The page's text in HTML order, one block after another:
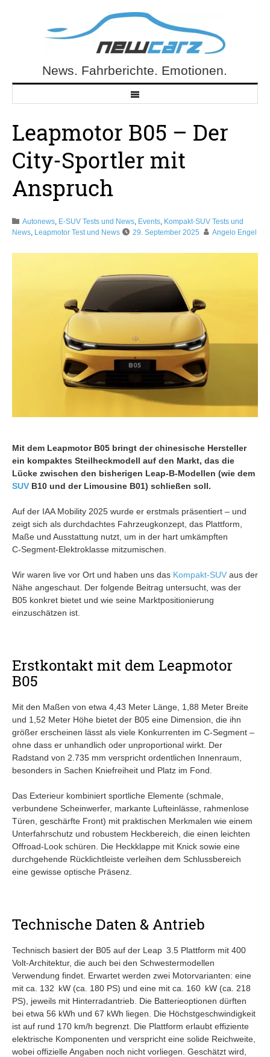
NewCarz.deNews. Fahrberichte. Emotionen.
Leapmotor B05 – Der
City-Sportler mit
Anspruch
Autonews, E-SUV Tests und News, Events, Kompakt-SUV Tests und
News, Leapmotor Test und News 29. September 2025 Angelo Engel
Mit dem Leapmotor B05 bringt der chinesische Hersteller
ein kompaktes Steilheckmodell auf den Markt, das die
Lücke zwischen den bisherigen Leap‑B‑Modellen (wie dem
SUV B10 und der Limousine B01) schließen soll.
Auf der IAA Mobility 2025 wurde er erstmals präsentiert – und
zeigt sich als durchdachtes Fahrzeugkonzept, das Plattform,
Maße und Ausstattung nutzt, um in der hart umkämpften
C‑Segment‑Elektroklasse mitzumischen.
Wir waren live vor Ort und haben uns das Kompakt-SUV aus der
Nähe angeschaut. Der folgende Beitrag untersucht, was der
B05 konkret bietet und wie seine Marktpositionierung
einzuschätzen ist.
Erstkontakt mit dem Leapmotor
B05
Mit den Maßen von etwa 4,43 Meter Länge, 1,88 Meter Breite
und 1,52 Meter Höhe bietet der B05 eine Dimension, die ihn
größer erscheinen lässt als viele Konkurrenten im C‑Segment –
ohne dass er unhandlich oder unproportional wirkt. Der
Radstand von 2.735 mm verspricht ordentlichen Innenraum,
besonders in Sachen Kniefreiheit und Platz im Fond.
Das Exterieur kombiniert sportliche Elemente (schmale,
verbundene Scheinwerfer, markante Lufteinlässe, rahmenlose
Türen, geschärfte Front) mit praktischen Merkmalen wie einem
Unterfahrschutz und robustem Heckbereich, die einen leichten
Offroad-Look schüren. Die Heckklappe mit Knick sowie eine
durchgehende Rücklichtleiste verleihen dem Schlussbereich
eine gewisse optische Präsenz.
Technische Daten & Antrieb
Technisch basiert der B05 auf der Leap 3.5 Plattform mit 400
Volt-Architektur, die auch bei den Schwestermodellen
Verwendung findet. Erwartet werden zwei Motorvarianten: eine
mit ca. 132 kW (ca. 180 PS) und eine mit ca. 160 kW (ca. 218
PS), jeweils mit Hinterradantrieb. Die Batterieoptionen dürften
bei etwa 56 kWh und 67 kWh liegen. Die Höchstgeschwindigkeit
ist auf rund 170 km/h begrenzt. Die Plattform erlaubt effiziente
elektrische Komponenten und verspricht eine solide Reichweite,
wobei offizielle Angaben noch nicht vorliegen. Geschätzt wird,